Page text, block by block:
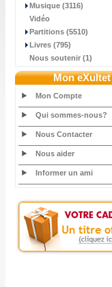
Musique (3116)
Vidéo
Partitions (5510)
Livres (795)
Nous soutenir (1)
Mon eXultet
Mon Compte
Qui sommes-nous?
Nous Contacter
Nous aider
Informer un ami